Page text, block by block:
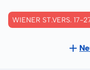
WIENER ST.VERS. 17-